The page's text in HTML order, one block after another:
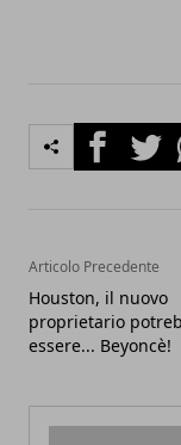
Facebook
Articolo Precedente
Houston, il nuovo
proprietario
essere... Beyoncè!